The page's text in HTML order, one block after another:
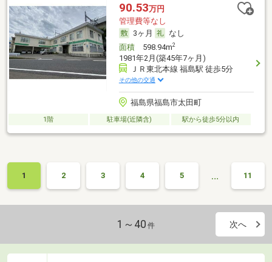
90.53万円
管理費等なし
3ヶ月
なし
面積598.94m2
1981年2月(築45年7ヶ月)
ＪＲ東北本線 福島駅 徒歩5分
その他の交通
福島県福島市太田町
1階 駐車場(近隣含) 駅から徒歩5分以内
1 2 3 4 5 … 11
1～40 件 次へ